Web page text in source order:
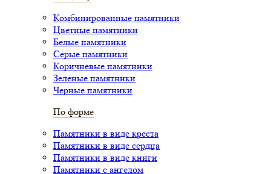
Комбинированные памятники
Цветные памятники
Белые памятники
Серые памятники
Коричневые памятники
Зеленые памятники
Черные памятники
По форме
Памятники в виде креста
Памятники в виде сердца
Памятники в виде книги
Памятники с ангелом